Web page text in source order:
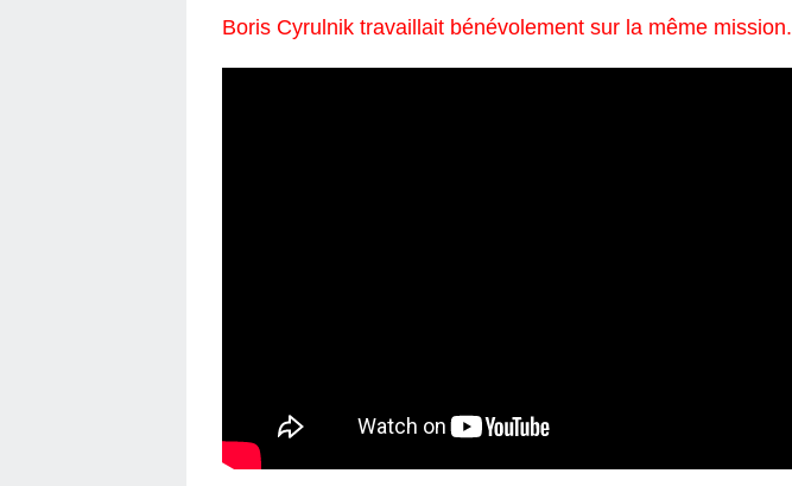
Boris Cyrulnik travaillait bénévolement sur la même mission.